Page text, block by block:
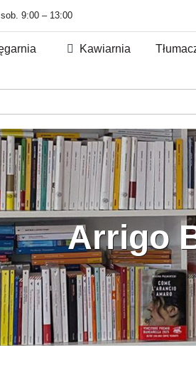
9:00 – 13:00
Kawiarnia
Arrigo